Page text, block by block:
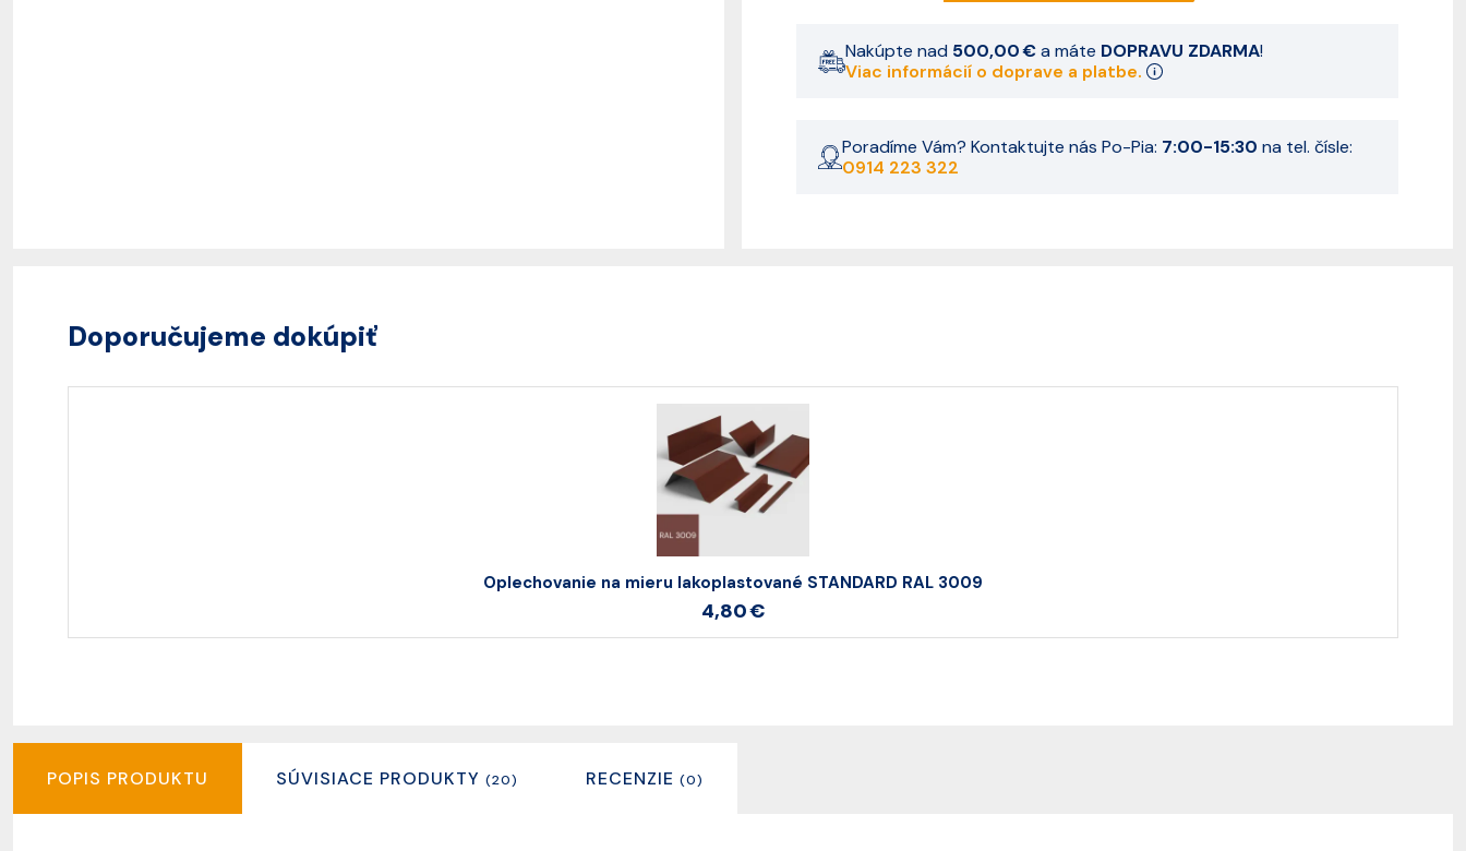
Nakúpte nad 500,00 €a máte DOPRAVU ZDARMA!
Viac informácií o doprave a platbe.
Poradíme Vám? Kontaktujte nás Po-Pia: 7:00-15:30 na tel. čísle:
0914 223 322
Doporučujeme dokúpiť
Oplechovanie na mieru lakoplastované STANDARD RAL 3009
4,80 €
POPIS PRODUKTU SÚVISIACE PRODUKTY (20) RECENZIE (0)